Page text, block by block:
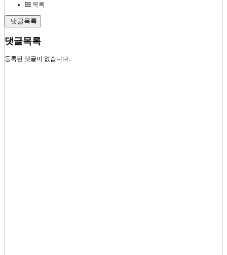
목록
댓글목록
댓글목록
등록된 댓글이 없습니다.